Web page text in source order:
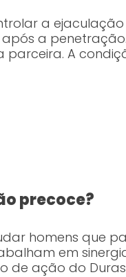
a
a
A
precoce?
homens que
em
de ação do